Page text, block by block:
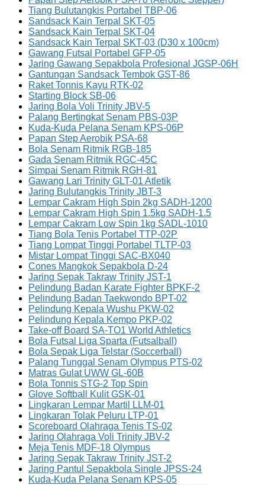
Tiang Bulutangkis Portabel TBP-06
Sandsack Kain Terpal SKT-05
Sandsack Kain Terpal SKT-04
Sandsack Kain Terpal SKT-03 (D30 x 100cm)
Gawang Futsal Portabel GFP-05
Jaring Gawang Sepakbola Profesional JGSP-06H
Gantungan Sandsack Tembok GST-86
Raket Tonnis Kayu RTK-02
Starting Block SB-06
Jaring Bola Voli Trinity JBV-5
Palang Bertingkat Senam PBS-03P
Kuda-Kuda Pelana Senam KPS-06P
Papan Step Aerobik PSA-68
Bola Senam Ritmik RGB-185
Gada Senam Ritmik RGC-45C
Simpai Senam Ritmik RGH-81
Gawang Lari Trinity GLT-01 Atletik
Jaring Bulutangkis Trinity JBT-3
Lempar Cakram High Spin 2kg SADH-1200
Lempar Cakram High Spin 1.5kg SADH-1.5
Lempar Cakram Low Spin 1kg SADL-1010
Tiang Bola Tenis Portabel TTP-02P
Tiang Lompat Tinggi Portabel TLTP-03
Mistar Lompat Tinggi SAC-BX040
Cones Mangkok Sepakbola D-24
Jaring Sepak Takraw Trinity JST-1
Pelindung Badan Karate Fighter BPKF-2
Pelindung Badan Taekwondo BPT-02
Pelindung Kepala Wushu PKW-02
Pelindung Kepala Kempo PKP-02
Take-off Board SA-TO1 World Athletics
Bola Futsal Liga Sparta (Futsalball)
Bola Sepak Liga Telstar (Soccerball)
Palang Tunggal Senam Olympus PTS-02
Matras Gulat UWW GL-60B
Bola Tonnis STG-2 Top Spin
Glove Softball Kulit GSK-01
Lingkaran Lempar Martil LLM-01
Lingkaran Tolak Peluru LTP-01
Scoreboard Olahraga Tenis TS-02
Jaring Olahraga Voli Trinity JBV-2
Meja Tenis MDF-18 Olympus
Jaring Sepak Takraw Trinity JST-2
Jaring Pantul Sepakbola Single JPSS-24
Kuda-Kuda Pelana Senam KPS-05